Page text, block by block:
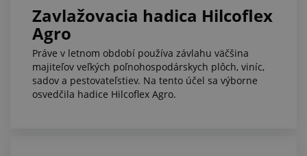
Zavlažovacia hadica Hilcoflex
Agro
Práve v letnom období používa závlahu väčšina
majiteľov veľkých poľnohospodárskych plôch, viníc,
sadov a pestovateľstiev. Na tento účel sa výborne
osvedčila hadice Hilcoflex Agro.